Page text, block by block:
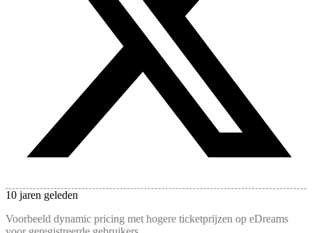
10 jaren geleden
Voorbeeld dynamic pricing met hogere ticketprijzen op eDreams